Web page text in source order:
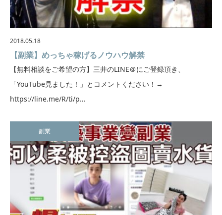
2018.05.18
【副業】めっちゃ稼げるノウハウ解禁
【無料相談をご希望の方】三井のLINE＠にご登録頂き、
「YouTube見ました！」とコメントください！→
https://line.me/R/ti/p…
副業